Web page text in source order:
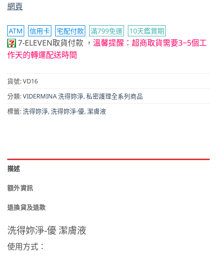
網頁
ATM 信用卡 宅配付款 滿799免運 10天鑑賞期
7-ELEVEN取貨付款 ， 溫馨提醒：超商取貨需要3~5個工
作天的轉運配送時間
貨號:VD16
分類:VIDERMINA 洗得妳淨,私密護理全系列商品
標籤:洗得妳淨,洗得妳淨-優,潔膚液
描述
額外資訊
退換貨及退款
洗得妳淨-優 潔膚液
使用方式：